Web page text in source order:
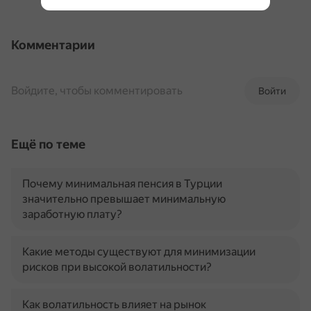
Комментарии
Войти
Войдите, чтобы комментировать
Ещё по теме
Почему минимальная пенсия в Турции
значительно превышает минимальную
заработную плату?
Какие методы существуют для минимизации
рисков при высокой волатильности?
Как волатильность влияет на рынок